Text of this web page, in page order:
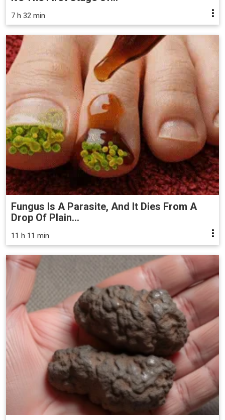
7 h 32 min
Fungus Is A Parasite, And It Dies From A
Drop Of Plain...
11 h 11 min